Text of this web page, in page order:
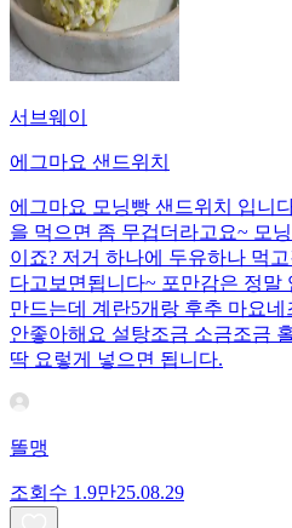
서브웨이
에그마요 샌드위치
에그마요 모닝빵 샌드위치 입니
을 먹으면 좀 무겁더라고요~ 모
이죠? 저거 하나에 두유하나 먹
다고보면됩니다~ 포만감은 정말
만드는데 계란5개랑 후추 마요
안좋아해요 설탕조금 소금조금
딱 요렇게 넣으면 됩니다.
똘맹
조회수 1.9만25.08.29